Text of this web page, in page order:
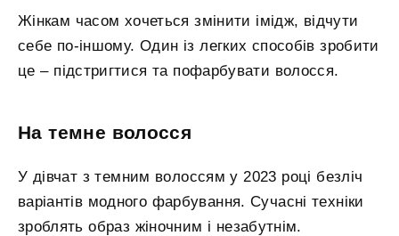
Жінкам часом хочеться змінити імідж, відчути
себе по-іншому. Один із легких способів зробити
це – підстригтися та пофарбувати волосся.
На темне волосся
У дівчат з темним волоссям у 2023 році безліч
варіантів модного фарбування. Сучасні техніки
зроблять образ жіночним і незабутнім.